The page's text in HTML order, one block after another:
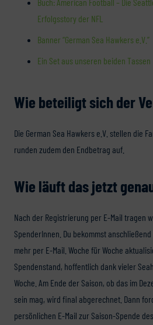
Erfolgsstory der NFL
Banner “German Sea Hawkers e.V.”
Ein Set aus unseren beiden Tassen
Wie beteiligt sich der
Die German Sea Hawkers e.V. stellen die
runden zudem den Endbetrag auf.
Wie läuft das jetzt
Nach der Registrierung per E-Mail tragen
SpenderInnen. Du bekommst
mehr per E-Mail. Woche für Woche
Spendenstand, hoffentlich dank vieler
Woche. Am Ende der Saison, ob das im
sein mag, wird final abgerechnet. Dann
persönlichen E-Mail zur Saison-Spende